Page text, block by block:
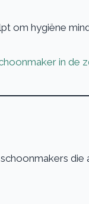
om hygiëne
in de
die